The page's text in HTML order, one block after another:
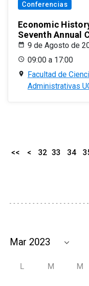
Conferencias
Economic
Seventh Annual
9 de Agosto de
09:00 a 17:00
Facultad de
Administrativas
<< < 32 33 34
L M M